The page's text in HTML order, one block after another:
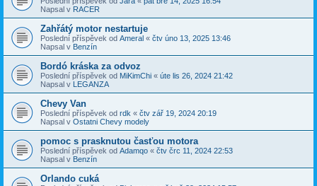
Napsal v RACER
Zahřátý motor nestartuje
Poslední příspěvek od Ameral « čtv úno 13, 2025 13:46
Napsal v Benzín
Bordó kráska za odvoz
Poslední příspěvek od MiKimChi « úte lis 26, 2024 21:42
Napsal v LEGANZA
Chevy Van
Poslední příspěvek od rdk « čtv zář 19, 2024 20:19
Napsal v Ostatni Chevy modely
pomoc s prasknutou časťou motora
Poslední příspěvek od Adamqo « čtv črc 11, 2024 22:53
Napsal v Benzín
Orlando cuká